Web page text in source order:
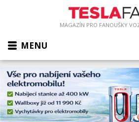
MAGAZÍN PRO FANOUŠKY
MENU